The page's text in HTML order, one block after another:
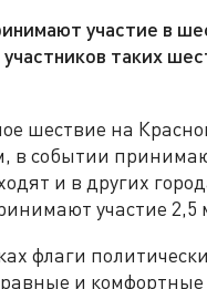
участие в
таких
шествие на
событии
и в других
участие 2,5
флаги
и